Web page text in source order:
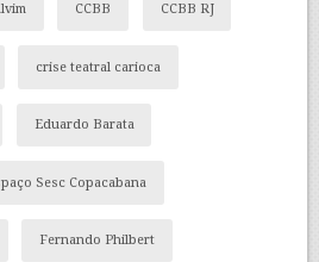
CCBB CCBB RJ
crise teatral carioca
Eduardo Barata
Sesc Copacabana
Fernando Philbert